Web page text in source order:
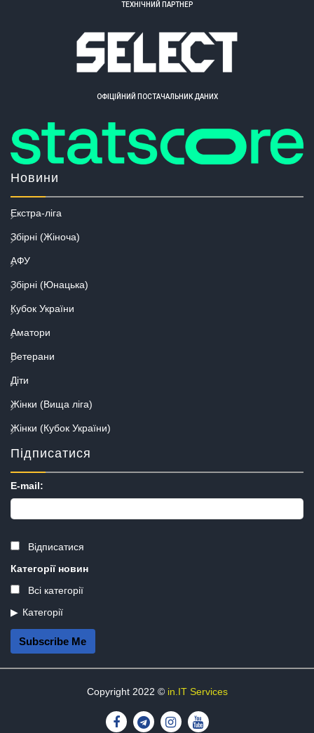
ТЕХНІЧНИЙ ПАРТНЕР
ОФІЦІЙНИЙ ПОСТАЧАЛЬНИК ДАНИХ
Новини
Екстра-ліга
Збірні (Жіноча)
АФУ
Збірні (Юнацька)
Кубок України
Аматори
Ветерани
Діти
Жінки (Вища ліга)
Жінки (Кубок України)
Підписатися
E-mail:
Відписатися
Категорії новин
Всі категорії
Категорії
Subscribe Me
Copyright 2022 © in.IT Services